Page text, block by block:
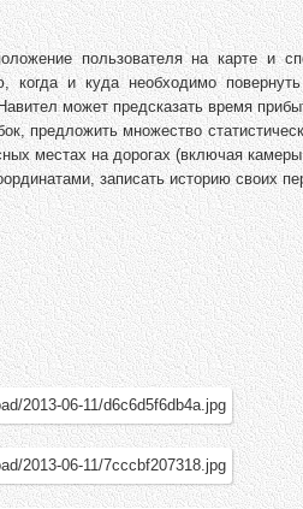
пользователя на карте и
когда и куда необходимо
может предсказать время
предложить множество
местах на дорогах (включая
записать историю своих